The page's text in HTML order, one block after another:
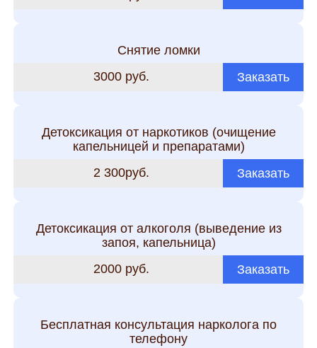
Снятие ломки
3000 руб.
Заказать
Детоксикация от наркотиков (очищение
капельницей и препаратами)
2 300руб.
Заказать
Детоксикация от алкоголя (выведение из
запоя, капельница)
2000 руб.
Заказать
Бесплатная консультация нарколога по
телефону